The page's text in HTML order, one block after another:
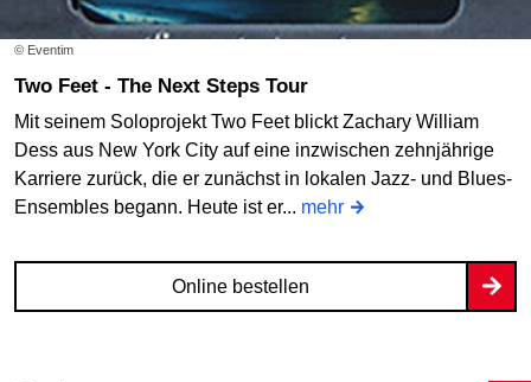
© Eventim
Two Feet - The Next Steps Tour
Mit seinem Soloprojekt Two Feet blickt Zachary William
Dess aus New York City auf eine inzwischen zehnjährige
Karriere zurück, die er zunächst in lokalen Jazz- und Blues-
Ensembles begann. Heute ist er... mehr
Online bestellen